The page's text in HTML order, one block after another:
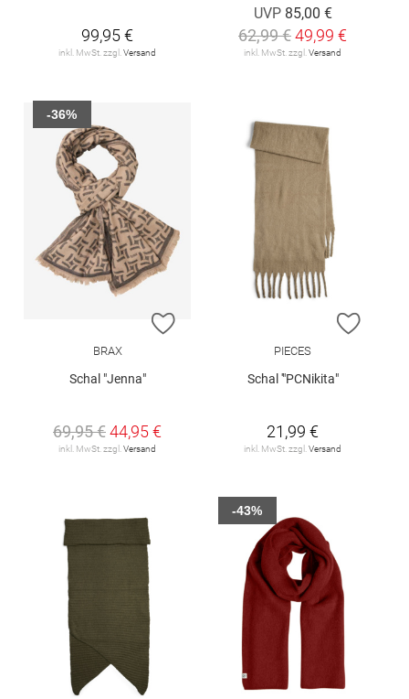
99,95 €
inkl. MwSt. zzgl.Versand
UVP 85,00 €
62,99 €49,99 €
inkl. MwSt. zzgl.Versand
ZUR WUNSCHLISTE HINZUFÜGEN
BRAX
Schal "Jenna"
69,95 €44,95 €
inkl. MwSt. zzgl.Versand
-36%
ZUR
PIECES
Schal '"PCNikita"
21,99 €
inkl. MwSt. zzgl.Versand
-43%